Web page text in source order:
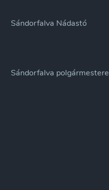
Sándorfalva Nádastó
Sándorfalva polgármestere